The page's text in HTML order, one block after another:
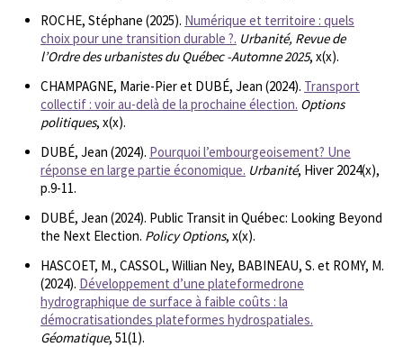
ROCHE, Stéphane (2025). Numérique et territoire : quels
choix pour une transition durable ?. Urbanité, Revue de
l’Ordre des urbanistes du Québec -Automne 2025, x(x).
CHAMPAGNE, Marie-Pier et DUBÉ, Jean (2024). Transport
collectif : voir au-delà de la prochaine élection. Options
politiques, x(x).
DUBÉ, Jean (2024). Pourquoi l’embourgeoisement? Une
réponse en large partie économique. Urbanité, Hiver 2024(x),
p.9-11.
DUBÉ, Jean (2024). Public Transit in Québec: Looking Beyond
the Next Election. Policy Options, x(x).
HASCOET, M., CASSOL, Willian Ney, BABINEAU, S. et ROMY, M.
(2024). Développement d’une plateformedrone
hydrographique de surface à faible coûts : la
démocratisationdes plateformes hydrospatiales.
Géomatique, 51(1).